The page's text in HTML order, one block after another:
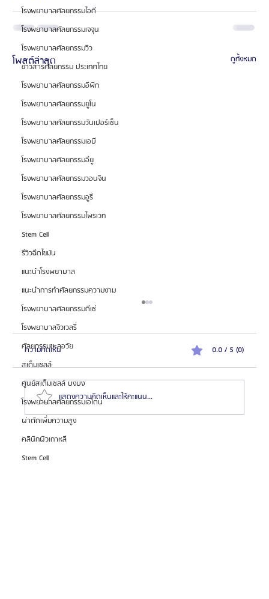
โรงพยาบาลศัลยกรรมไอดี
โรงพยาบาลศัลยกรรมเจจุน
โรงพยาบาลศัลยกรรมวิว
ข่าวสารศัลยกรรม ประเทศไทย
โรงพยาบาลศัลยกรรมอีพิก
โรงพยาบาลศัลยกรรมยูโน
โรงพยาบาลศัลยกรรมวันเปอร์เซ็น
โรงพยาบาลศัลยกรรมเอบี
โรงพยาบาลศัลยกรรมอียู
โรงพยาบาลศัลยกรรมวอนจิน
โรงพยาบาลศัลยกรรมอูรี
โรงพยาบาลศัลยกรรมไพรเวท
Stem Cell
รีวิวฉีดไขมัน
แนะนำโรงพยาบาล
แนะนำการทำศัลยกรรมความงาม
โรงพยาบาลศัลยกรรมดีเซ่
โรงพยาบาลจิวเวลรี่
ศัลยกรรมชะลอวัย
สเต็มเซลล์
ศูนย์สเต็มเซลล์ บงบง
โรงพยาบาลศัลยกรรมเอโตน
ผ่าตัดเพิ่มความสูง
คลินิกผิวเกาหลี
Stem Cell
โพสต์ล่าสุด ดูทั้งหมด
HemaPure โปรแกรมฟอกเลือดเกาหลี ฟื้นฟูเซลล์และ
สุขภาพลึก
ความคิดเห็น 0.0 / 5 (0)
แสดงความคิดเห็นและให้คะแนน...